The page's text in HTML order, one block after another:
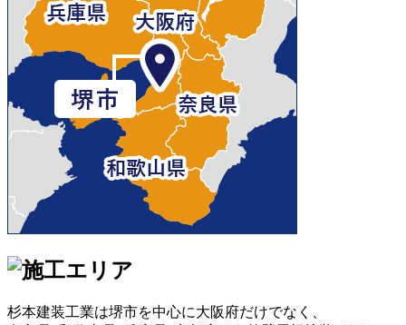
杉本建装工業は堺市を中心に大阪府だけでなく、